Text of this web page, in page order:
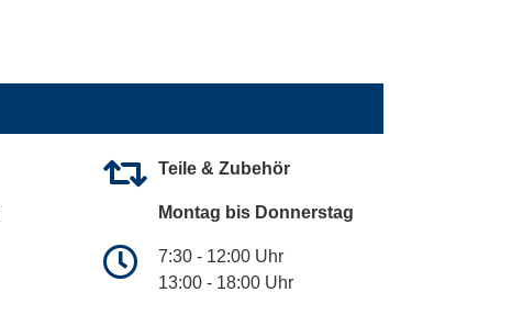
Teile & Zubehör
Montag bis Donnerstag
7:30 - 12:00 Uhr
13:00 - 18:00 Uhr